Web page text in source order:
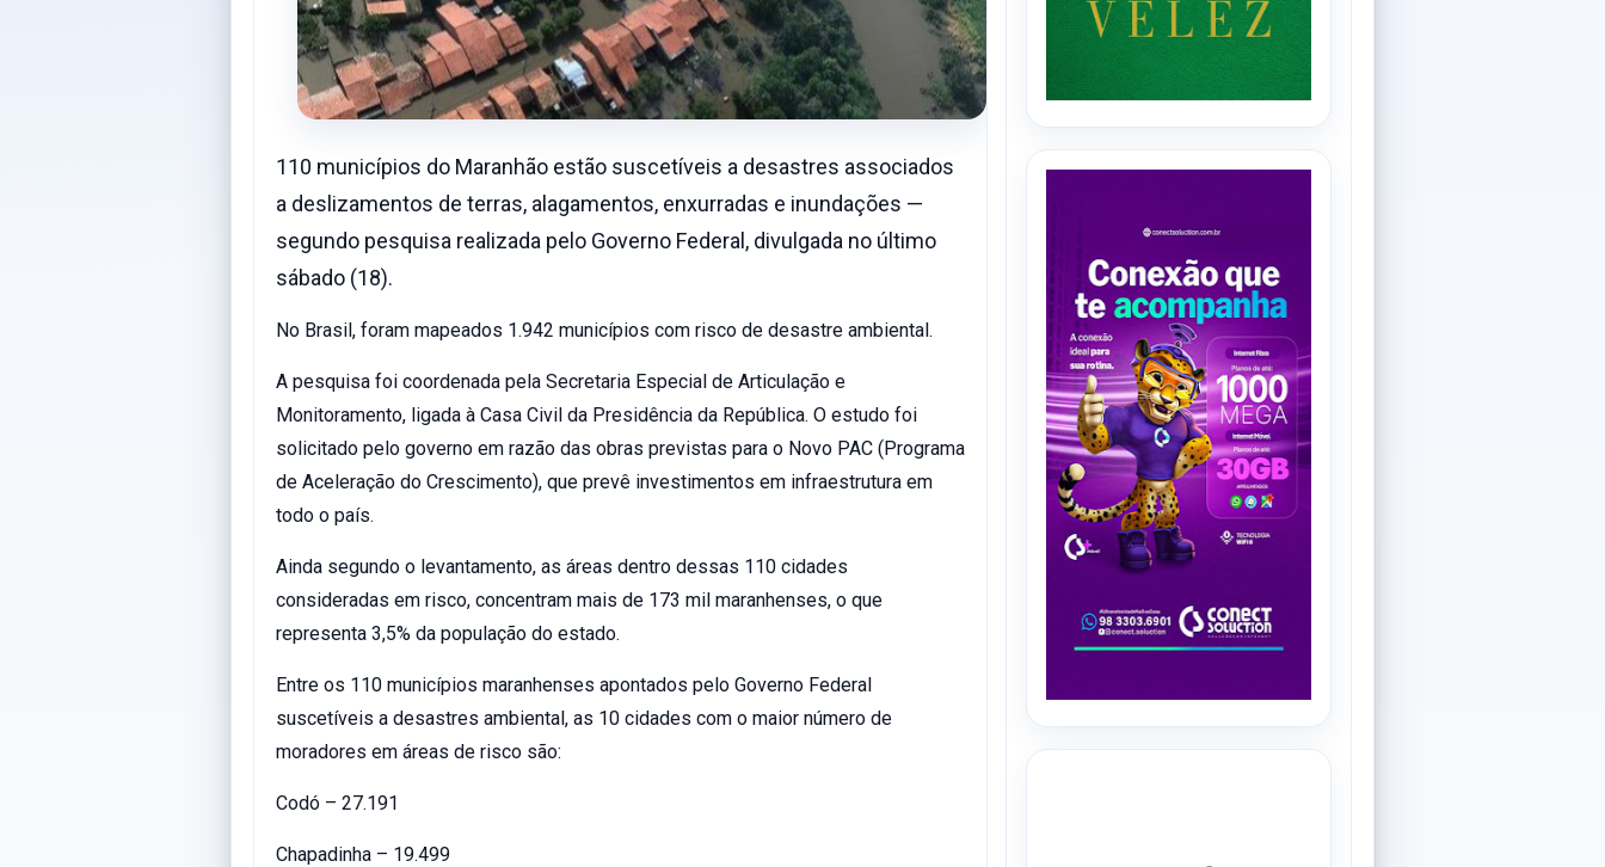
110 municípios do Maranhão estão suscetíveis a desastres associados
a deslizamentos de terras, alagamentos, enxurradas e inundações —
segundo pesquisa realizada pelo Governo Federal, divulgada no último
sábado (18).
No Brasil, foram mapeados 1.942 municípios com risco de desastre ambiental.
A pesquisa foi coordenada pela Secretaria Especial de Articulação e
Monitoramento, ligada à Casa Civil da Presidência da República. O estudo foi
solicitado pelo governo em razão das obras previstas para o Novo PAC (Programa
de Aceleração do Crescimento), que prevê investimentos em infraestrutura em
todo o país.
Ainda segundo o levantamento, as áreas dentro dessas 110 cidades
consideradas em risco, concentram mais de 173 mil maranhenses, o que
representa 3,5% da população do estado.
Entre os 110 municípios maranhenses apontados pelo Governo Federal
suscetíveis a desastres ambiental, as 10 cidades com o maior número de
moradores em áreas de risco são:
Codó – 27.191
Chapadinha – 19.499